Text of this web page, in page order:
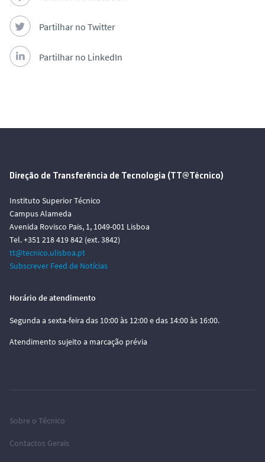
Partilhar no Twitter
Partilhar no LinkedIn
Direção de Transferência de Tecnologia (TT@Técnico)
Instituto Superior Técnico
Campus Alameda
Avenida Rovisco Pais, 1, 1049-001 Lisboa
Tel. +351 218 419 842 (ext. 3842)
tt@tecnico.ulisboa.pt
Subscrever Feed de Notícias
Horário de atendimento
Segunda a sexta-feira das 10:00 às 12:00 e das 14:00 às 16:00.
Atendimento sujeito a marcação prévia
Sobre o Técnico
Contactos Gerais